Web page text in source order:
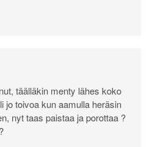
täälläkin menty lähes koko
jo toivoa kun aamulla heräsin
nyt taas paistaa ja porottaa ?